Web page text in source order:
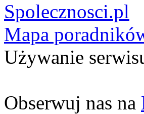
Spolecznosci.pl
Mapa
Używanie
Obserwuj nas na